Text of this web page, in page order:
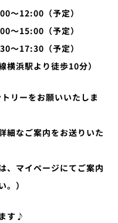
～12:00（予定）
～15:00（予定）
～17:30（予定）
横浜駅より徒歩10分）
リーをお願いいたしま
細なご案内をお送りいた
、マイページにてご案内
）
す♪